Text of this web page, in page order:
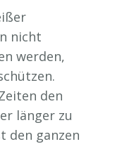
nicht
werden,
den
länger zu
den ganzen